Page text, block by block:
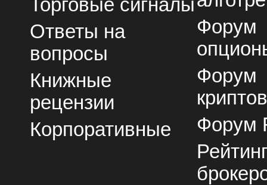
Торговые сигналы
Ответы на
вопросы
Книжные
рецензии
Корпоративные
Форум
Форум
Форум